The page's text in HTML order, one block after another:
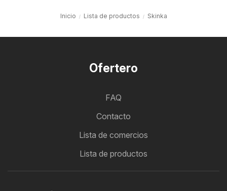
Inicio Lista de productos Skinka
Ofertero
FAQ
Contacto
Lista de comercios
Lista de productos